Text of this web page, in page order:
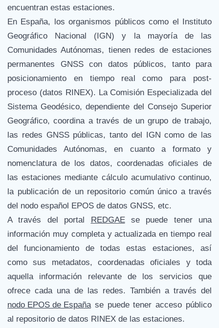
encuentran estas estaciones.
En España, los organismos públicos como el Instituto
Geográfico Nacional (IGN) y la mayoría de las
Comunidades Autónomas, tienen redes de estaciones
permanentes GNSS con datos públicos, tanto para
posicionamiento en tiempo real como para post-
proceso (datos RINEX). La Comisión Especializada del
Sistema Geodésico, dependiente del Consejo Superior
Geográfico, coordina a través de un grupo de trabajo,
las redes GNSS públicas, tanto del IGN como de las
Comunidades Autónomas, en cuanto a formato y
nomenclatura de los datos, coordenadas oficiales de
las estaciones mediante cálculo acumulativo continuo,
la publicación de un repositorio común único a través
del nodo español EPOS de datos GNSS, etc.
A través del portal REDGAEse puede tener una
información muy completa y actualizada en tiempo real
del funcionamiento de todas estas estaciones, así
como sus metadatos, coordenadas oficiales y toda
aquella información relevante de los servicios que
ofrece cada una de las redes. También a través del
nodo EPOS de Españase puede tener acceso público
al repositorio de datos RINEX de las estaciones.